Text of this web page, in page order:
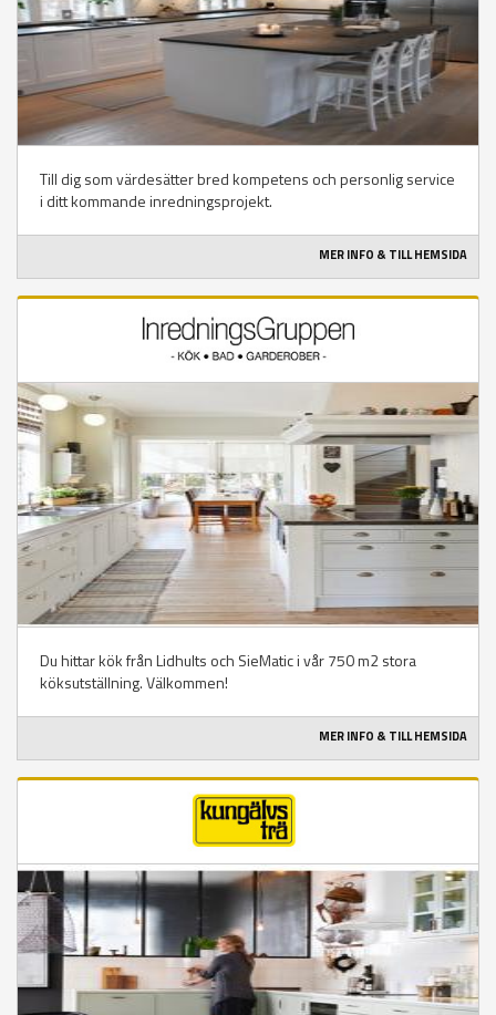
Till dig som värdesätter bred kompetens och personlig service
i ditt kommande inredningsprojekt.
MER INFO & TILL HEMSIDA
Du hittar kök från Lidhults och SieMatic i vår 750 m2 stora
köksutställning. Välkommen!
MER INFO & TILL HEMSIDA